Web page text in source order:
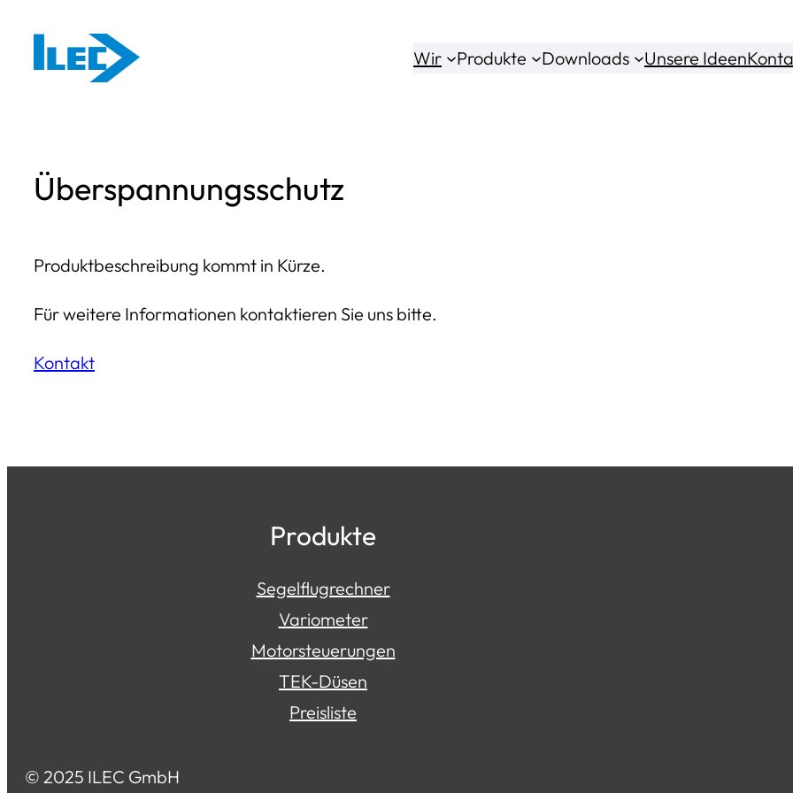
Inhalt
Wir Produkte Downloads Unsere Ideen
Überspannungsschutz
Produktbeschreibung kommt in Kürze.
Für weitere Informationen kontaktieren Sie uns bitte.
Kontakt
Produkte
Segelflugrechner
Variometer
Motorsteuerungen
TEK-Düsen
Preisliste
© 2025 ILEC GmbH